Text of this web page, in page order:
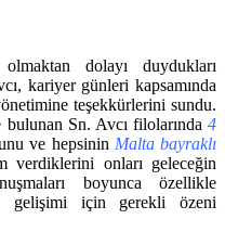
dolayı duydukları
kariyer günleri kapsamında
teşekkürlerini sundu.
Sn. Avcı filolarında 4
ve hepsinin Malta bayraklı
verdiklerini onları geleceğin
boyunca özellikle
gelişimi için gerekli özeni